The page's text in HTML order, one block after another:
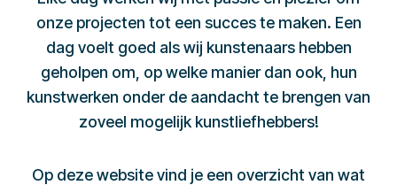
onze projecten tot een succes te maken. Een
dag voelt goed als wij kunstenaars hebben
geholpen om, op welke manier dan ook, hun
kunstwerken onder de aandacht te brengen van
zoveel mogelijk kunstliefhebbers!
Op deze website vind je een overzicht van wat